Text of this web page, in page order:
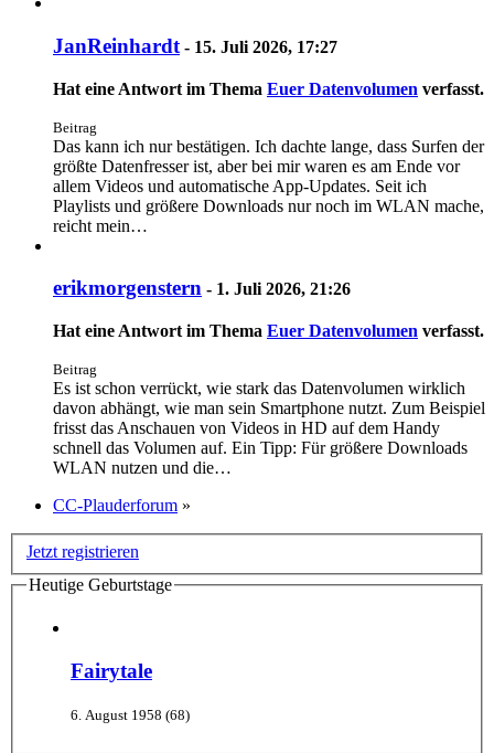
JanReinhardt - 15. Juli 2026, 17:27
Hat eine Antwort im Thema Euer Datenvolumen verfasst.
Beitrag
Das kann ich nur bestätigen. Ich dachte lange, dass Surfen der
größte Datenfresser ist, aber bei mir waren es am Ende vor
allem Videos und automatische App-Updates. Seit ich
Playlists und größere Downloads nur noch im WLAN mache,
reicht mein…
erikmorgenstern - 1. Juli 2026, 21:26
Hat eine Antwort im Thema Euer Datenvolumen verfasst.
Beitrag
Es ist schon verrückt, wie stark das Datenvolumen wirklich
davon abhängt, wie man sein Smartphone nutzt. Zum Beispiel
frisst das Anschauen von Videos in HD auf dem Handy
schnell das Volumen auf. Ein Tipp: Für größere Downloads
WLAN nutzen und die…
CC-Plauderforum »
Jetzt registrieren
Heutige Geburtstage
Fairytale
6. August 1958 (68)